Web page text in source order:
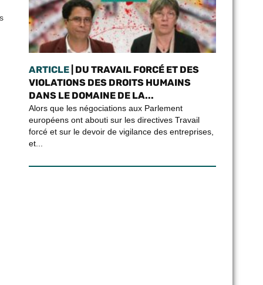
ARTICLE| DU TRAVAIL FORCÉ ET DES
VIOLATIONS DES DROITS HUMAINS
DANS LE DOMAINE DE LA...
Alors que les négociations aux Parlement
européens ont abouti sur les directives Travail
forcé et sur le devoir de vigilance des entreprises,
et...